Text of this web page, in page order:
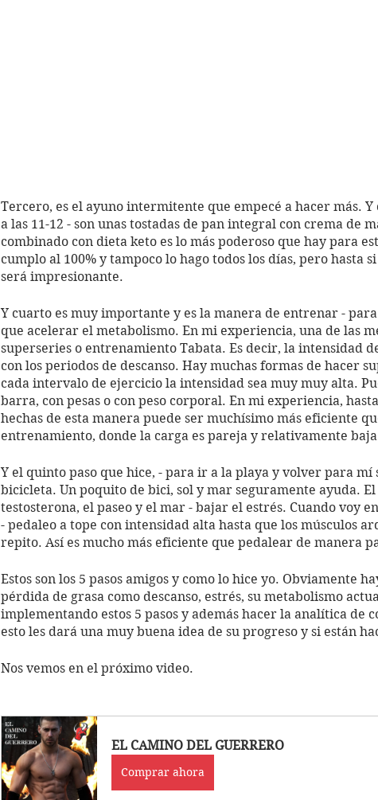
Tercero, es el ayuno intermitente que empecé a hacer más.
a las 11-12 - son unas tostadas de pan integral con crema de
combinado con dieta keto es lo más poderoso que hay para
cumplo al 100% y tampoco lo hago todos los días, pero hasta
será impresionante.
Y cuarto es muy importante y es la manera de entrenar -
que acelerar el metabolismo. En mi experiencia, una de las
superseries o entrenamiento Tabata. Es decir, la intensidad
con los periodos de descanso. Hay muchas formas de hacer
cada intervalo de ejercicio la intensidad sea muy muy alta.
barra, con pesas o con peso corporal. En mi experiencia,
hechas de esta manera puede ser muchísimo más eficiente
entrenamiento, donde la carga es pareja y relativamente
Y el quinto paso que hice, - para ir a la playa y volver para mí
bicicleta. Un poquito de bici, sol y mar seguramente ayuda.
testosterona, el paseo y el mar - bajar el estrés. Cuando voy
- pedaleo a tope con intensidad alta hasta que los músculos
repito. Así es mucho más eficiente que pedalear de manera
Estos son los 5 pasos amigos y como lo hice yo. Obviamente
pérdida de grasa como descanso, estrés, su metabolismo
implementando estos 5 pasos y además hacer la analítica de
esto les dará una muy buena idea de su progreso y si están
Nos vemos en el próximo video.
EL CAMINO DEL GUERRERO
Comprar ahora